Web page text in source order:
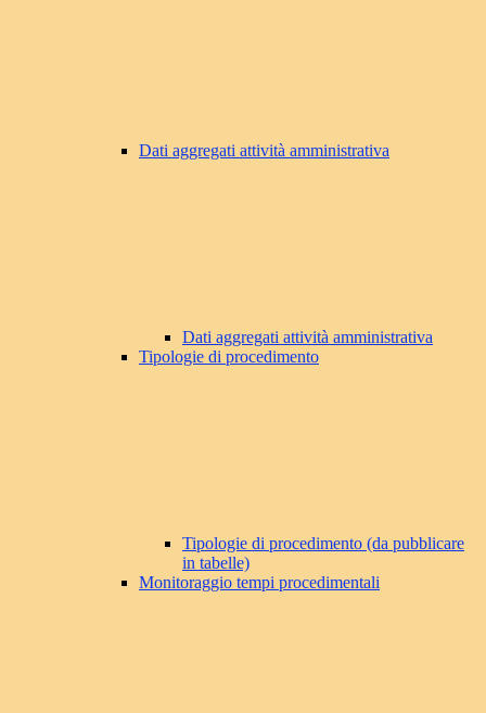
Dati aggregati attività amministrativa
Dati aggregati attività amministrativa
Tipologie di procedimento
Tipologie di procedimento (da pubblicare
in tabelle)
Monitoraggio tempi procedimentali